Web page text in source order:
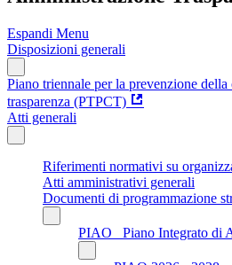
Espandi Menu
Disposizioni generali
Piano triennale per la prevenzione
trasparenza (PTPCT)
Atti generali
Riferimenti normativi su
Atti amministrativi generali
Documenti di programmazione
PIAO_ Piano Integrato di